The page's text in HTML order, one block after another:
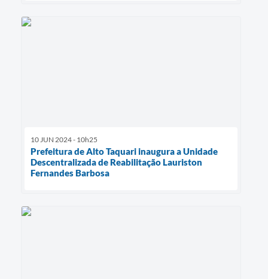
10 JUN 2024 - 10h25
Prefeitura de Alto Taquari inaugura a Unidade
Descentralizada de Reabilitação Lauriston
Fernandes Barbosa